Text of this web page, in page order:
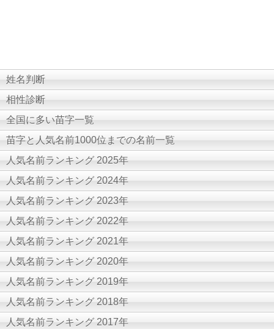
姓名判断
相性診断
全国に多い苗字一覧
苗字と人気名前1000位までの名前一覧
人気名前ランキング 2025年
人気名前ランキング 2024年
人気名前ランキング 2023年
人気名前ランキング 2022年
人気名前ランキング 2021年
人気名前ランキング 2020年
人気名前ランキング 2019年
人気名前ランキング 2018年
人気名前ランキング 2017年